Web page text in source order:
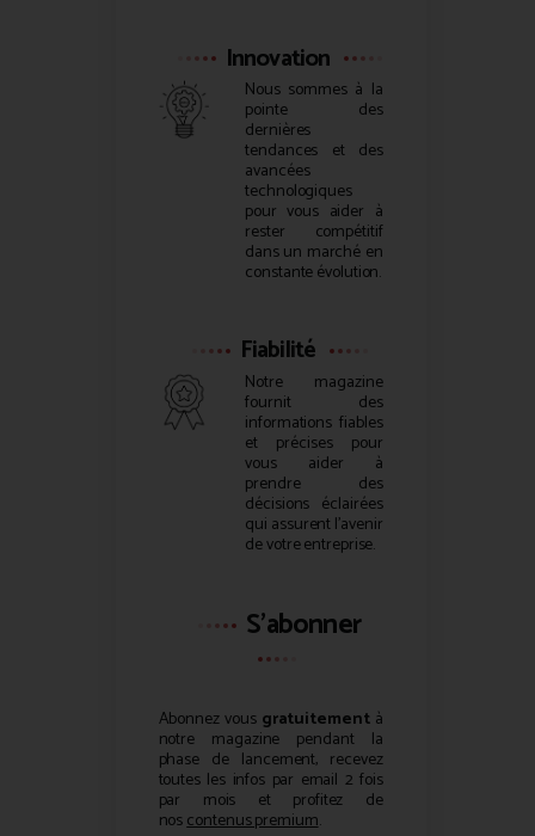
Innovation
Nous sommes à la
pointe des
dernières
tendances et des
avancées
technologiques
pour vous aider à
rester compétitif
dans un marché en
constante évolution.
Fiabilité
Notre magazine
fournit des
informations fiables
et précises pour
vous aider à
prendre des
décisions éclairées
qui assurent l’avenir
de votre entreprise.
S'abonner
Abonnez vous gratuitementà
notre magazine pendant la
phase de lancement, recevez
toutes les infos par email 2 fois
par mois et profitez de
noscontenus premium.